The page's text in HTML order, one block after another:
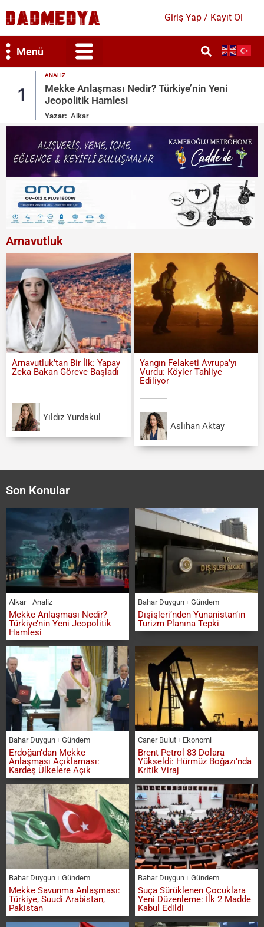
Giriş Yap / Kayıt Ol
Menü
Yeni 2
Dışişleri’nden Yunanistan’ın Turizm
Tepki
Arnavutluk
Arnavutluk’tan Bir İlk: Yapay
Zeka Bakan Göreve Başladı
Yıldız Yurdakul
Yangın Felaketi Avrupa’yı
Vurdu: Köyler Tahliye
Ediliyor
Aslıhan Aktay
Son Konular
Alkar Analiz
Mekke Anlaşması Nedir?
Türkiye’nin Yeni Jeopolitik
Hamlesi
Bahar Duygun Gündem
Dışişleri’nden Yunanistan’ın
Turizm Planına Tepki
Bahar Duygun Gündem
Erdoğan’dan Mekke
Anlaşması Açıklaması:
Kardeş Ülkelere Açık
Caner Bulut Ekonomi
Brent Petrol 83 Dolara
Yükseldi: Hürmüz Boğazı’nda
Kritik Viraj
Bahar Duygun Gündem
Mekke Savunma Anlaşması:
Türkiye, Suudi Arabistan,
Pakistan
Bahar Duygun Gündem
Suça Sürüklenen Çocuklara
Yeni Düzenleme: İlk 2 Madde
Kabul Edildi